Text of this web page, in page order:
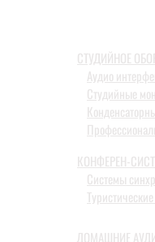
СТУДИЙНОЕ
Аудио
Студийные
КОНФЕРЕН-
Системы
ДОМАШНИЕ